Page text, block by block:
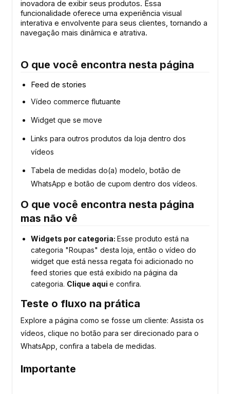
inovadora de exibir seus produtos. Essa
funcionalidade oferece uma experiência visual
interativa e envolvente para seus clientes, tornando a
navegação mais dinâmica e atrativa.
O que você encontra nesta página
Feed de stories
Vídeo commerce flutuante
Widget que se move
Links para outros produtos da loja dentro dos
vídeos
Tabela de medidas do(a) modelo, botão de
WhatsApp e botão de cupom dentro dos vídeos.
O que você encontra nesta página
mas não vê
Widgets por categoria: Esse produto está na
categoria "Roupas" desta loja, então o vídeo do
widget que está nessa regata foi adicionado no
feed stories que está exibido na página da
categoria. Clique aqui e confira.
Teste o fluxo na prática
Explore a página como se fosse um cliente: Assista os
vídeos, clique no botão para ser direcionado para o
WhatsApp, confira a tabela de medidas.
Importante